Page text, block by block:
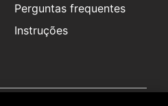
Perguntas frequentes
Instruções